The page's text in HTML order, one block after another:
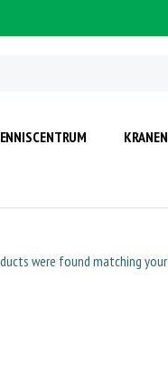
KRANEN
were found matching